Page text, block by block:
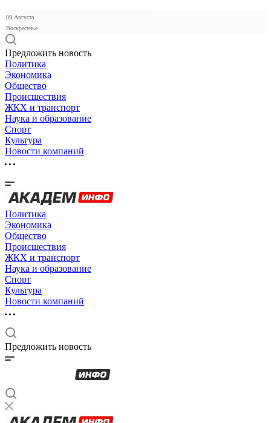
09 Августа
Воскресенье
Предложить новость
Политика
Экономика
Общество
Происшествия
ЖКХ и транспорт
Наука и образование
Спорт
Культура
Новости компаний
Политика
Экономика
Общество
Происшествия
ЖКХ и транспорт
Наука и образование
Спорт
Культура
Новости компаний
Предложить новость